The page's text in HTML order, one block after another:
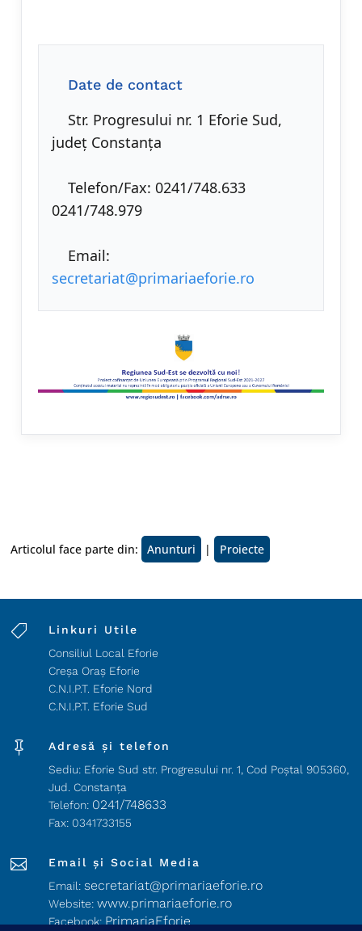
Date de contact
Str. Progresului nr. 1 Eforie Sud,
județ Constanța
Telefon/Fax: 0241/748.633
0241/748.979
Email:
secretariat@primariaeforie.ro
Articolul face parte din: Anunturi | Proiecte

Linkuri Utile
Consiliul Local Eforie
Creșa Oraș Eforie
C.N.I.P.T. Eforie Nord
C.N.I.P.T. Eforie Sud

Adresă și telefon
Sediu: Eforie Sud str. Progresului nr. 1, Cod Poştal 905360,
Jud. Constanţa
Telefon: 0241/748633
Fax: 0341733155

Email și Social Media
Email:secretariat@primariaeforie.ro
Website:www.primariaeforie.ro
Facebook:PrimariaEforie